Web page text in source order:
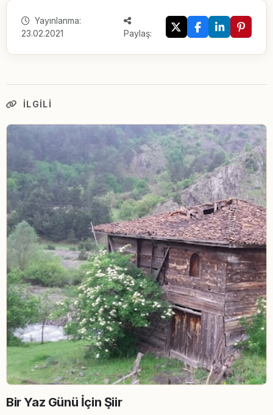
Yayınlanma:
23.02.2021
Paylaş:
İLGILI
Bir Yaz Günü İçin Şiir